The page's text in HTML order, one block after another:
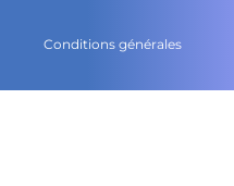
Conditions générales